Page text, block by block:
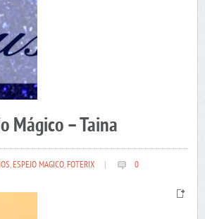
Mágico – Taina
,ESPEJO MAGICO,FOTERIX 0